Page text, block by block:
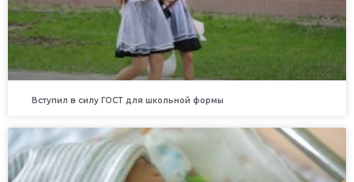
Вступил в силу ГОСТ для школьной формы